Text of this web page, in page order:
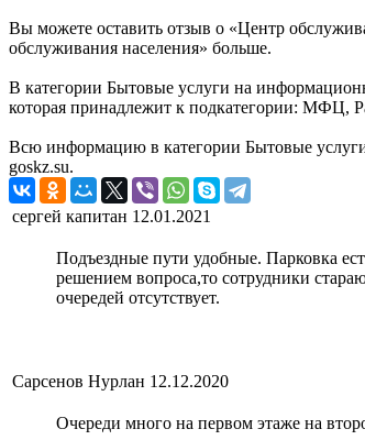
Вы можете оставить отзыв о «Центр
обслуживания населения» больше.
В категории Бытовые услуги на
которая принадлежит к подкатегории: МФЦ,
Всю информацию в категории Бытовые
goskz.su.
сергей капитан 12.01.2021
Подъездные пути удобные. Парковка
решением вопроса,то сотрудники
очередей отсутствует.
Сарсенов Нурлан 12.12.2020
Очереди много на первом этаже на